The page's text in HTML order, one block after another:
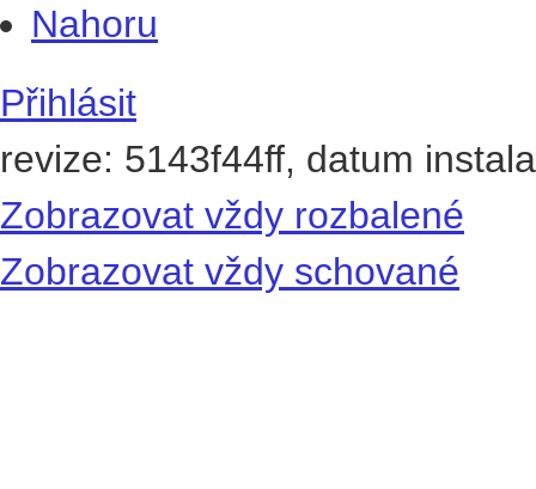
Nahoru
Přihlásit
revize: 5143f44ff, datum
Zobrazovat vždy rozbalené
Zobrazovat vždy schované